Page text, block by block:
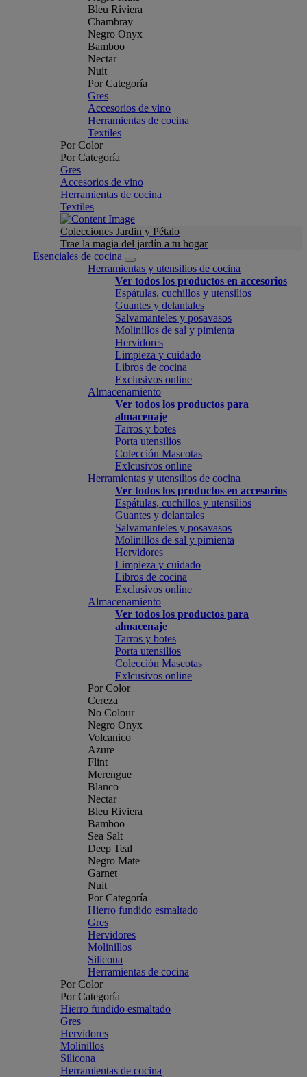
Bleu Riviera
Chambray
Negro Onyx
Bamboo
Nectar
Nuit
Por Categoría
Gres
Accesorios de vino
Herramientas de cocina
Textiles
Por Color
Por Categoría
Gres
Accesorios de vino
Herramientas de cocina
Textiles
Colecciones Jardin y Pétalo
Trae la magia del jardín a tu hogar
Esenciales de cocina
Herramientas y utensilios de cocina
Ver todos los productos en accesorios
Espátulas, cuchillos y utensilios
Guantes y delantales
Salvamanteles y posavasos
Molinillos de sal y pimienta
Hervidores
Limpieza y cuidado
Libros de cocina
Exclusivos online
Almacenamiento
Ver todos los productos para
almacenaje
Tarros y botes
Porta utensilios
Colección Mascotas
Exlcusivos online
Herramientas y utensilios de cocina
Ver todos los productos en accesorios
Espátulas, cuchillos y utensilios
Guantes y delantales
Salvamanteles y posavasos
Molinillos de sal y pimienta
Hervidores
Limpieza y cuidado
Libros de cocina
Exclusivos online
Almacenamiento
Ver todos los productos para
almacenaje
Tarros y botes
Porta utensilios
Colección Mascotas
Exlcusivos online
Por Color
Cereza
No Colour
Negro Onyx
Volcanico
Azure
Flint
Merengue
Blanco
Nectar
Bleu Riviera
Bamboo
Sea Salt
Deep Teal
Negro Mate
Garnet
Nuit
Por Categoría
Hierro fundido esmaltado
Gres
Hervidores
Molinillos
Silicona
Herramientas de cocina
Por Color
Por Categoría
Hierro fundido esmaltado
Gres
Hervidores
Molinillos
Silicona
Herramientas de cocina